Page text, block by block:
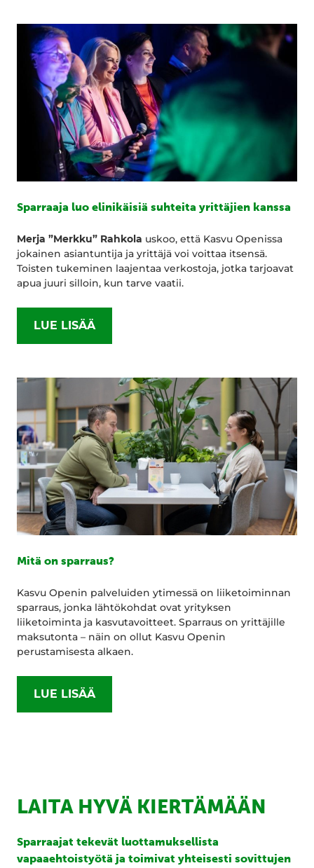
Sparraaja luo elinikäisiä suhteita yrittäjien kanssa
Merja ”Merkku” Rahkola uskoo, että Kasvu Openissa
jokainen asiantuntija ja yrittäjä voi voittaa itsensä.
Toisten tukeminen laajentaa verkostoja, jotka tarjoavat
apua juuri silloin, kun tarve vaatii.
LUE LISÄÄ
Mitä on sparraus?
Kasvu Openin palveluiden ytimessä on liiketoiminnan
sparraus, jonka lähtökohdat ovat yrityksen
liiketoiminta ja kasvutavoitteet. Sparraus on yrittäjille
maksutonta – näin on ollut Kasvu Openin
perustamisesta alkaen.
LUE LISÄÄ
LAITA HYVÄ KIERTÄMÄÄN
Sparraajat tekevät luottamuksellista
vapaaehtoistyötä ja toimivat yhteisesti sovittujen